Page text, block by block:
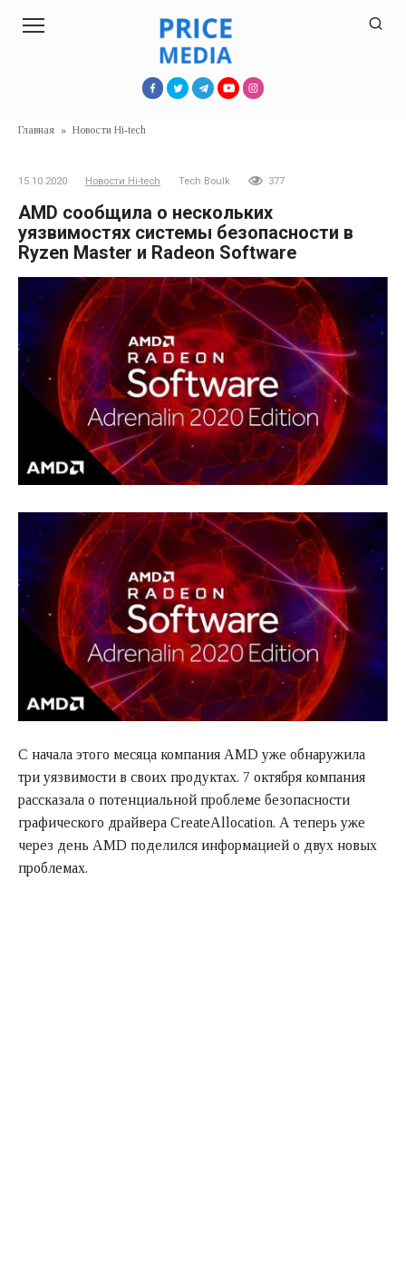
Главная » Новости Hi-tech
15.10.2020 Новости Hi-tech Tech Boulk 377
AMD сообщила о нескольких
уязвимостях системы безопасности в
Ryzen Master и Radeon Software
С начала этого месяца компания AMD уже обнаружила
три уязвимости в своих продуктах. 7 октября компания
рассказала о потенциальной проблеме безопасности
графического драйвера CreateAllocation. А теперь уже
через день AMD поделился информацией о двух новых
проблемах.